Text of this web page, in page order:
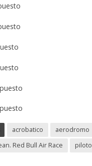
acrobatico
aerodromo
Red Bull Air Race
piloto